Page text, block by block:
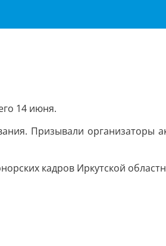
14 июня.
Призывали организаторы
кадров Иркутской